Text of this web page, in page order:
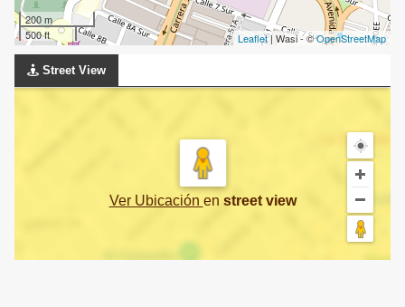
200 m
500 ft
Leaflet| Wasi - ©OpenStreetMap
Street View
Ver Ubicación en street view